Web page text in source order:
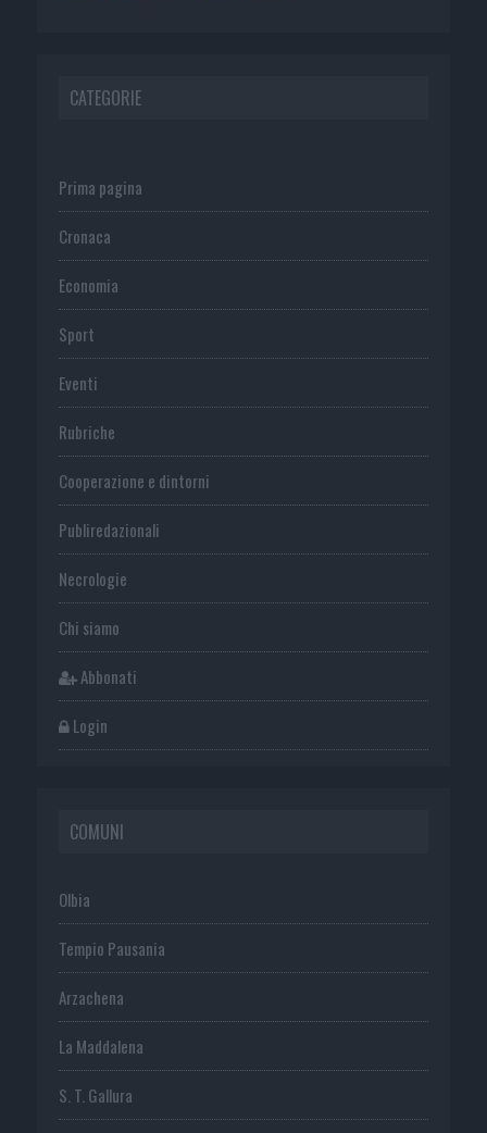
CATEGORIE
Prima pagina
Cronaca
Economia
Sport
Eventi
Rubriche
Cooperazione e dintorni
Publiredazionali
Necrologie
Chi siamo
Abbonati
Login
COMUNI
Olbia
Tempio Pausania
Arzachena
La Maddalena
S. T. Gallura